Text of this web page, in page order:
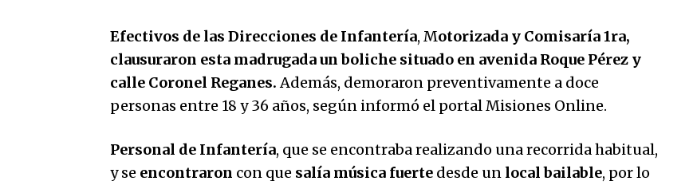
Efectivos de las Direcciones de Infantería, Motorizada y Comisaría 1ra,
clausuraron esta madrugada un boliche situado en avenida Roque Pérez y
calle Coronel Reganes.Además, demoraron preventivamente a doce
personas entre 18 y 36 años, según informó el portal Misiones Online.
Personal de Infantería, que se encontraba realizando una recorrida habitual,
y se encontraron con que salía música fuerte desde un local bailable, por lo